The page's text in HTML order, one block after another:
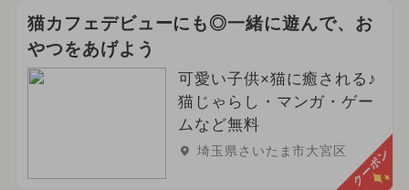
猫カフェデビューにも◎一緒に遊んで、お
やつをあげよう
可愛い子供×猫に癒される♪
猫じゃらし・マンガ・ゲー
ムなど無料
埼玉県さいたま市大宮区 クーポン